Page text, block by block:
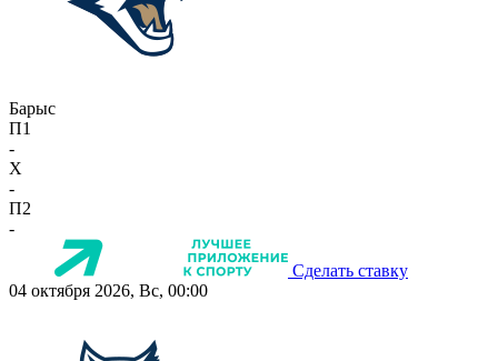
Барыс
П1
-
X
-
П2
-
Сделать ставку
04 октября 2026, Вс, 00:00